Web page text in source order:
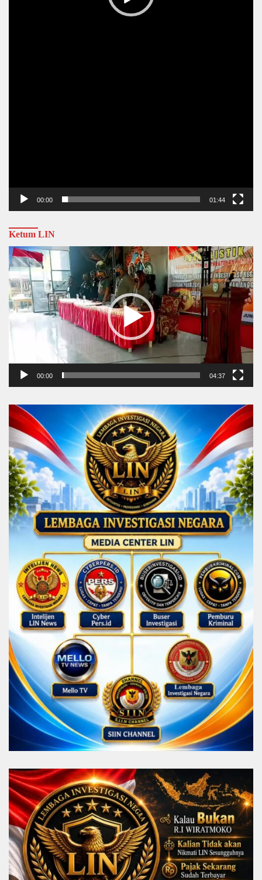
00:00 01:44
Ketum LIN
Video
Player
00:00 04:37